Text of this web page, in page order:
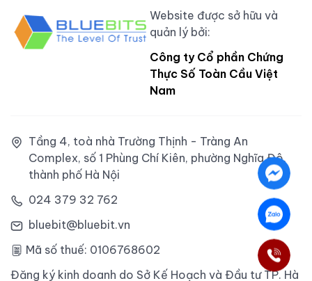
Website được sở hữu và
quản lý bởi:
Công ty Cổ phần Chứng
Thực Số Toàn Cầu Việt
Nam
Tầng 4, toà nhà Trường Thịnh - Tràng An
Complex, số 1 Phùng Chí Kiên, phường Nghĩa Đô,
thành phố Hà Nội
024 379 32 762
bluebit@bluebit.vn
Mã số thuế: 0106768602
Đăng ký kinh doanh do Sở Kế Hoạch và Đầu tư TP. Hà